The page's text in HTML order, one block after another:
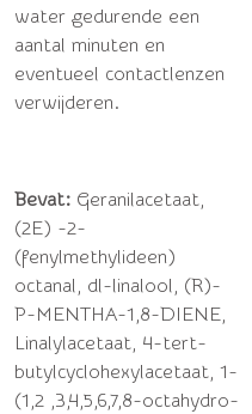
water gedurende een
aantal minuten en
eventueel contactlenzen
verwijderen.
Bevat: Geranilacetaat,
(2E) -2-
(fenylmethylideen)
octanal, dl-linalool, (R)-
P-MENTHA-1,8-DIENE,
Linalylacetaat, 4-tert-
butylcyclohexylacetaat, 1-
(1,2 ,3,4,5,6,7,8-octahydro-